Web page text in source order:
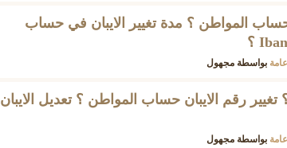
المواطن ؟ مدة تغيير الايبان في حساب
بواسطة مجهول
رقم الايبان حساب المواطن ؟ تعديل الايبان
بواسطة مجهول